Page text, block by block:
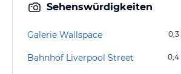
Sehenswürdigkeiten
Galerie Wallspace 0,3
Bahnhof Liverpool Street 0,4